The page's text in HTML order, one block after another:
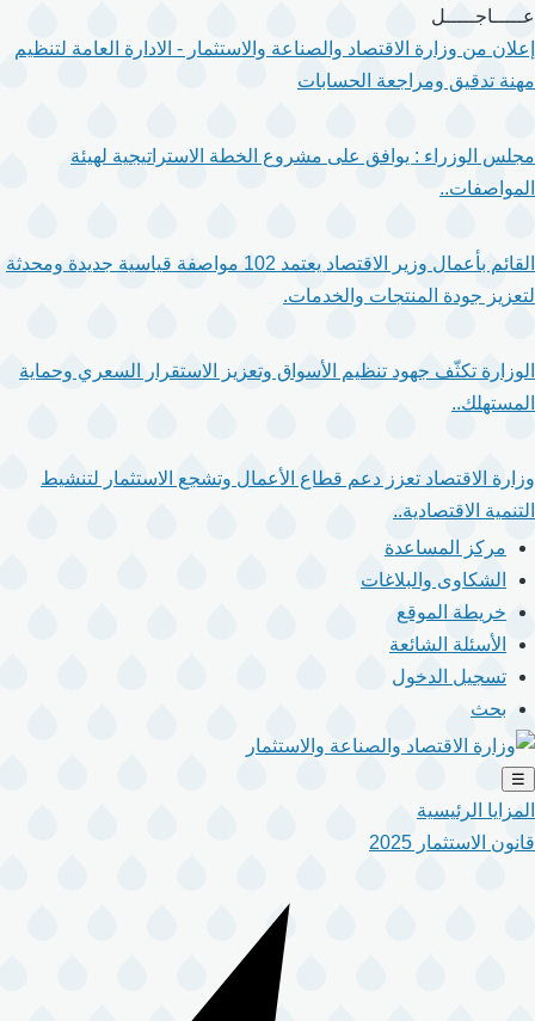
تجاوز
إلى
المحتوى
عـــــاجـــــل
إعلان من وزارة الاقتصاد والصناعة والاستثمار - الادارة العامة لتنظيم
مهنة تدقيق ومراجعة الحسابات
مجلس الوزراء : يوافق على مشروع الخطة الاستراتيجية لهيئة
المواصفات..
القائم بأعمال وزير الاقتصاد يعتمد 102 مواصفة قياسية جديدة ومحدثة
لتعزيز جودة المنتجات والخدمات.
الوزارة تكثّف جهود تنظيم الأسواق وتعزيز الاستقرار السعري وحماية
المستهلك..
وزارة الاقتصاد تعزز دعم قطاع الأعمال وتشجع الاستثمار لتنشيط
التنمية الاقتصادية..
مركز المساعدة
الشكاوى والبلاغات
خريطة الموقع
الأسئلة الشائعة
تسجيل الدخول
بحث
☰
المزايا الرئيسية
قانون الاستثمار 2025